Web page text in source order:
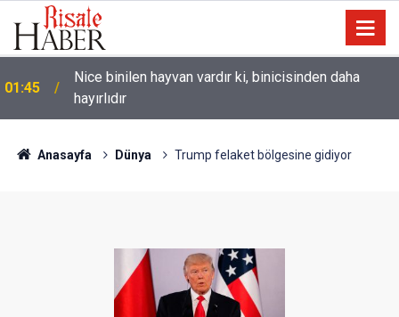
01:45
Nice binilen hayvan vardır ki, binicisinden daha
01:15
Kıyâmet yaklaştı! Onu Allah’tan başka ortaya çıkarıcı
yoktur
Anasayfa Dünya Trump felaket bölgesine gidiyor